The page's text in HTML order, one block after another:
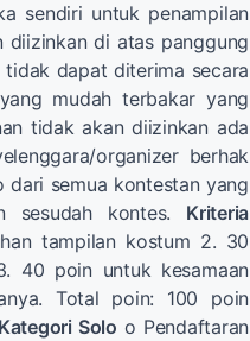
sendiri untuk penampilan
diizinkan di atas panggung
dapat diterima secara
mudah terbakar yang
tidak akan diizinkan ada
organizer berhak
semua kontestan yang
sesudah kontes. Kriteria
tampilan kostum 2. 30
40 poin untuk kesamaan
Total poin: 100 poin
Kategori Solo o Pendaftaran